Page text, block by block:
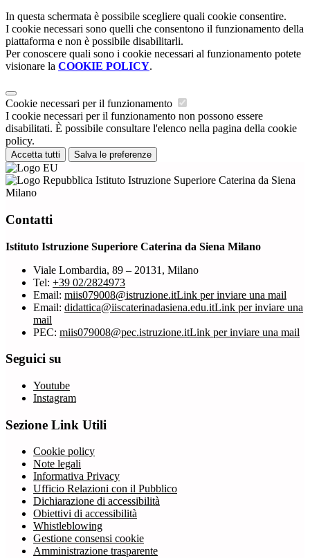
In questa schermata è possibile scegliere quali cookie consentire.
I cookie necessari sono quelli che consentono il funzionamento della
piattaforma e non è possibile disabilitarli.
Per conoscere quali sono i cookie necessari al funzionamento potete
visionare la COOKIE POLICY.
Cookie necessari per il funzionamento
I cookie necessari per il funzionamento non possono essere
disabilitati. È possibile consultare l'elenco nella pagina della cookie
policy.
Accetta tutti Salva le preferenze
Istituto Istruzione Superiore Caterina da Siena
Milano
Contatti
Istituto Istruzione Superiore Caterina da Siena Milano
Viale Lombardia, 89 – 20131, Milano
Tel: +39 02/2824973
Email: miis079008@istruzione.itLink per inviare una mail
Email: didattica@iiscaterinadasiena.edu.itLink per inviare una
mail
PEC: miis079008@pec.istruzione.itLink per inviare una mail
Seguici su
Youtube
Instagram
Sezione Link Utili
Cookie policy
Note legali
Informativa Privacy
Ufficio Relazioni con il Pubblico
Dichiarazione di accessibilità
Obiettivi di accessibilità
Whistleblowing
Gestione consensi cookie
Amministrazione trasparente